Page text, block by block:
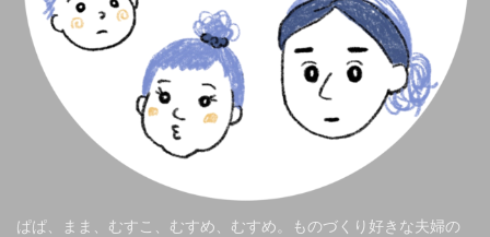
ぱぱ、まま、むすこ、むすめ、むすめ。ものづくり好きな夫婦の